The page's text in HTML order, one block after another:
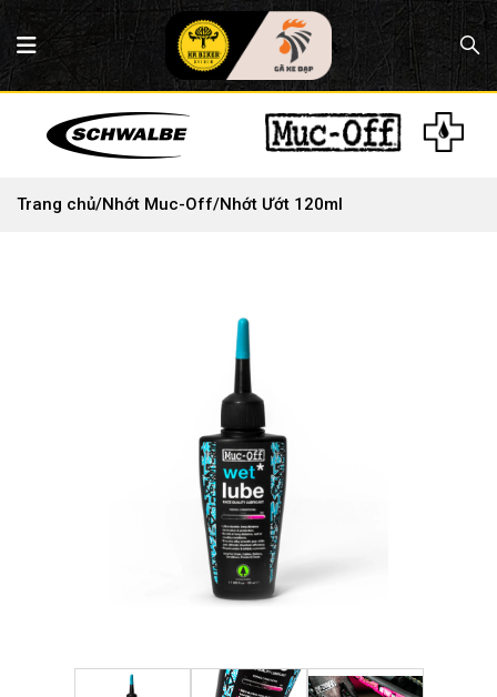
Trang chủ/Nhớt Muc-Off/Nhớt Ướt 120ml